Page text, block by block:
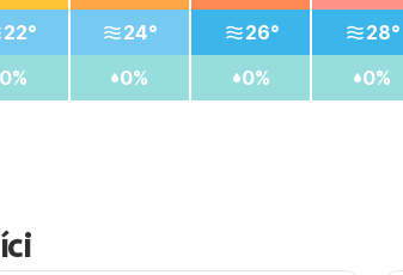
22°
0%
24°
0%
26°
0%
28°
0%